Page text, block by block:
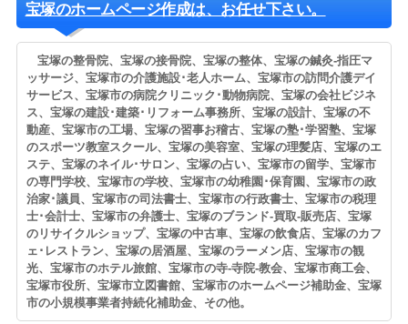
宝塚のホームページ作成は、お任せ下さい。
宝塚の整骨院、宝塚の接骨院、宝塚の整体、宝塚の鍼灸-指圧マ
ッサージ、宝塚市の介護施設･老人ホーム、宝塚市の訪問介護デイ
サービス、宝塚市の病院クリニック･動物病院、宝塚の会社ビジネ
ス、宝塚の建設･建築･リフォーム事務所、宝塚の設計、宝塚の不
動産、宝塚市の工場、宝塚の習事お稽古、宝塚の塾･学習塾、宝塚
のスポーツ教室スクール、宝塚の美容室、宝塚の理髪店、宝塚のエ
ステ、宝塚のネイル･サロン、宝塚の占い、宝塚市の留学、宝塚市
の専門学校、宝塚市の学校、宝塚市の幼稚園･保育園、宝塚市の政
治家･議員、宝塚市の司法書士、宝塚市の行政書士、宝塚市の税理
士･会計士、宝塚市の弁護士、宝塚のブランド-買取-販売店、宝塚
のリサイクルショップ、宝塚の中古車、宝塚の飲食店、宝塚のカフ
ェ･レストラン、宝塚の居酒屋、宝塚のラーメン店、宝塚市の観
光、宝塚市のホテル旅館、宝塚市の寺-寺院-教会、宝塚市商工会、
宝塚市役所、宝塚市立図書館、宝塚市のホームページ補助金、宝塚
市の小規模事業者持続化補助金、その他。